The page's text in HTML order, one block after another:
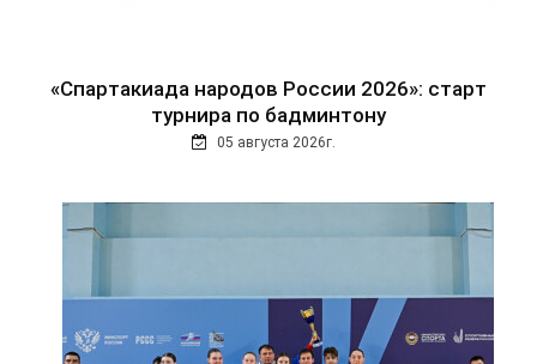
«Спартакиада народов России 2026»: старт
турнира по бадминтону
05 августа 2026г.